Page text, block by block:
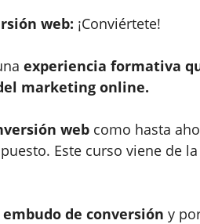
web: ¡Conviértete!
experiencia formativa
marketing online.
web como hasta
Este curso viene de
de conversión y